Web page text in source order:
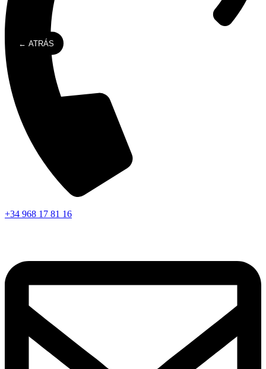
+34 968 17 81 16
← ATRÁS